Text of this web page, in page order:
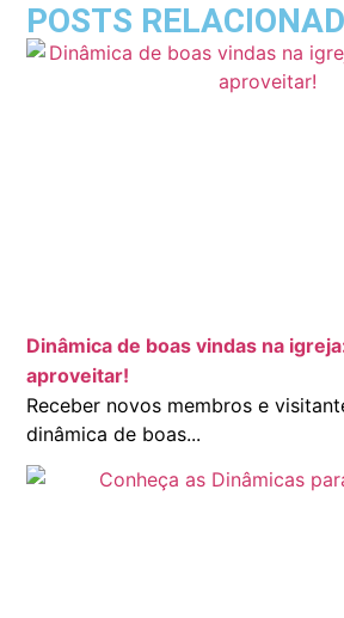
POSTS
Dinâmica de boas vindas na
aproveitar!
Receber novos membros e
dinâmica de boas...